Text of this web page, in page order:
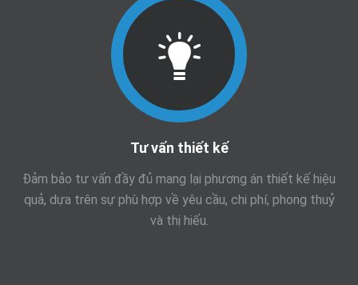
Tư vấn thiết kế
Đảm bảo tư vấn đầy đủ mang lại phương án thiết kế hiệu
quả, dựa trên sự phù hợp về yêu cầu, chi phí, phong thuỷ
và thị hiếu.